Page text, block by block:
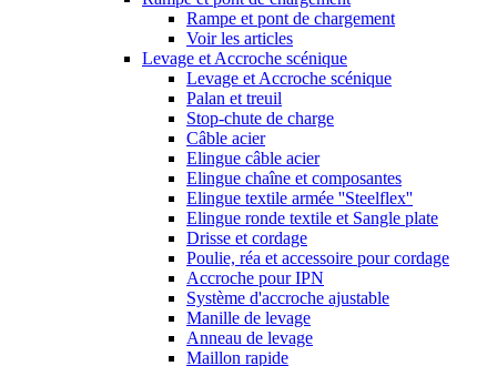
Rampe et pont de chargement
Voir les articles
Levage et Accroche scénique
Levage et Accroche scénique
Palan et treuil
Stop-chute de charge
Câble acier
Elingue câble acier
Elingue chaîne et composantes
Elingue textile armée ''Steelflex''
Elingue ronde textile et Sangle plate
Drisse et cordage
Poulie, réa et accessoire pour cordage
Accroche pour IPN
Système d'accroche ajustable
Manille de levage
Anneau de levage
Maillon rapide